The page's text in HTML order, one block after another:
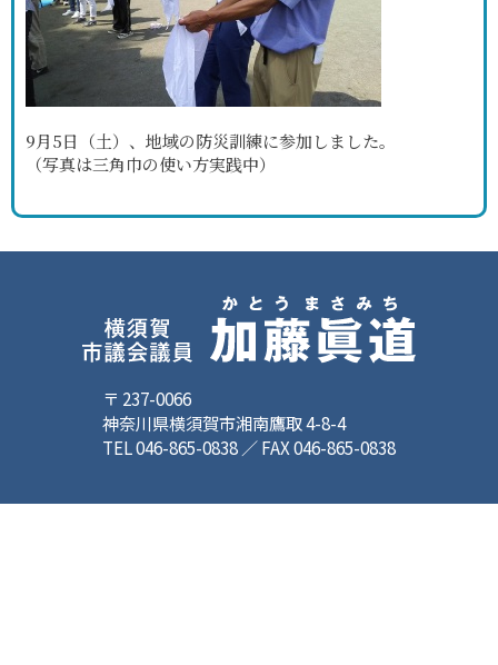
9月5日（土）、地域の防災訓練に参加しました。
（写真は三角巾の使い方実践中）
〒 237-0066
神奈川県横須賀市湘南鷹取 4-8-4
TEL 046-865-0838 ／ FAX 046-865-0838